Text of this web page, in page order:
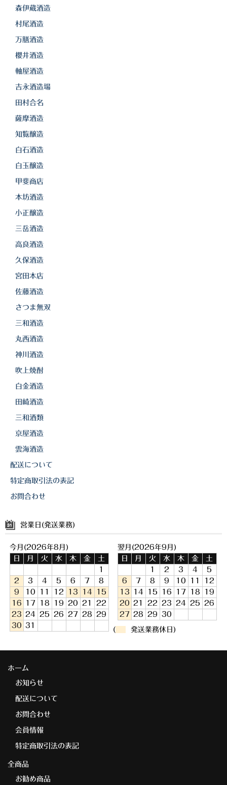
森伊蔵酒造
村尾酒造
万膳酒造
櫻井酒造
軸屋酒造
吉永酒造場
田村合名
薩摩酒造
知覧醸造
白石酒造
白玉醸造
甲斐商店
本坊酒造
小正醸造
三岳酒造
高良酒造
久保酒造
宮田本店
佐藤酒造
さつま無双
三和酒造
丸西酒造
神川酒造
吹上焼酎
白金酒造
田崎酒造
三和酒類
京屋酒造
雲海酒造
配送について
特定商取引法の表記
お問合わせ
営業日(発送業務)
今月(2026年8月)
日
月 火 水 木 金
土
1
2
3 4 5 6 7
8
9
10 11 12 13 14
15
16
17 18 19 20 21
22
23 24 25 26 27 28
29
30 31
翌月(2026年9月)
日
月 火 水 木 金
土
1
2 3 4
5
6
7 8 9 10 11
12
13
14 15 16 17 18
19
20 21 22 23 24 25
26
27 28 29 30
( 発送業務休日)
ホーム
お知らせ
配送について
お問合わせ
会員情報
特定商取引法の表記
全商品
お勧め商品